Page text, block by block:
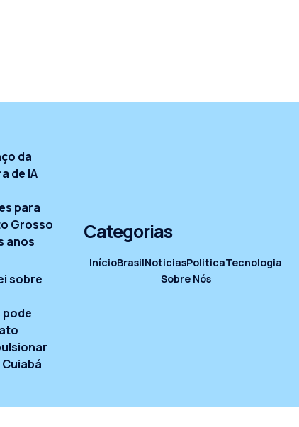
da
de IA
para
Grosso
anos
sobre
Categorias
InícioBrasilNoticiasPoliticaTecnologia
Sobre Nós